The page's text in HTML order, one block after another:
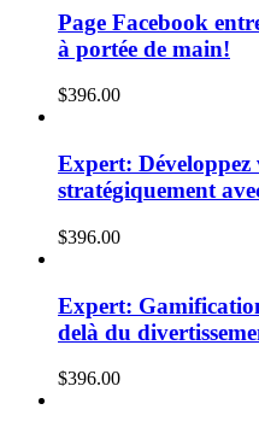
Page Facebook
à portée de main!
$396.00
Expert: Développez
stratégiquement
$396.00
Expert:
delà du
$396.00